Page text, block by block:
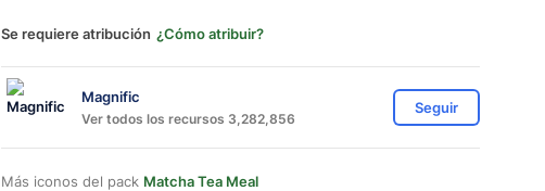
Se requiere atribución ¿Cómo atribuir?
Magnific
Ver todos los recursos 3,282,856
Seguir
Más iconos del pack Matcha Tea Meal